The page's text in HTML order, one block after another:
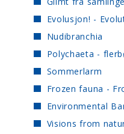
Evolusjon! -
Nudibranchia
Polychaeta -
Sommerlarm
Frozen fauna -
Environmental
Visions from